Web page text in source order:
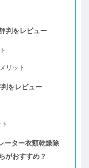
判をレビュー
リット
をレビュー
ーター衣類乾燥除
がおすすめ？